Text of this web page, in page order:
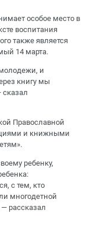
особое место в
воспитания
также является
14 марта.
и
книгу мы
сказал
Православной
и книжными
ребенку,
с тем, кто
многодетной
рассказал